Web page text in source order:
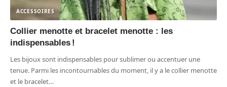
ACCESSOIRES
Collier menotte et bracelet menotte : les
indispensables !
Les bijoux sont indispensables pour sublimer ou accentuer une
tenue. Parmi les incontournables du moment, il y a le collier menotte
et le bracelet…